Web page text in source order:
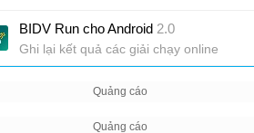
khỏe
BIDV Run cho Android 2.0
Ghi lại kết quả các giải chạy online